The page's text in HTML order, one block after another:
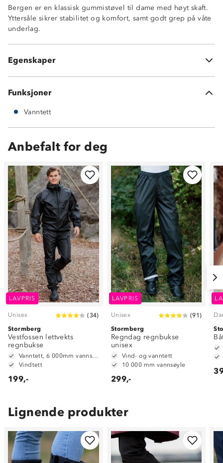
Bergen er en klassisk gummistøvel til dame med høyt skaft.
Yttersåle sikrer stabilitet og komfort, samt godt grep på våte
underlag.
Egenskaper
Gummi
Funksjoner
Vanntett
Anbefalt for deg
LAVPRIS
Unisex (34)
Stormberg
Vestfossen lettvekts
regnbukse
Vindtett
199,-
LAVPRIS
Unisex (91 )
Stormberg
Regndag regnbukse
unisex
Vind- og vanntett
10 000 mm vannsøyle
299,-
Lignende produkter